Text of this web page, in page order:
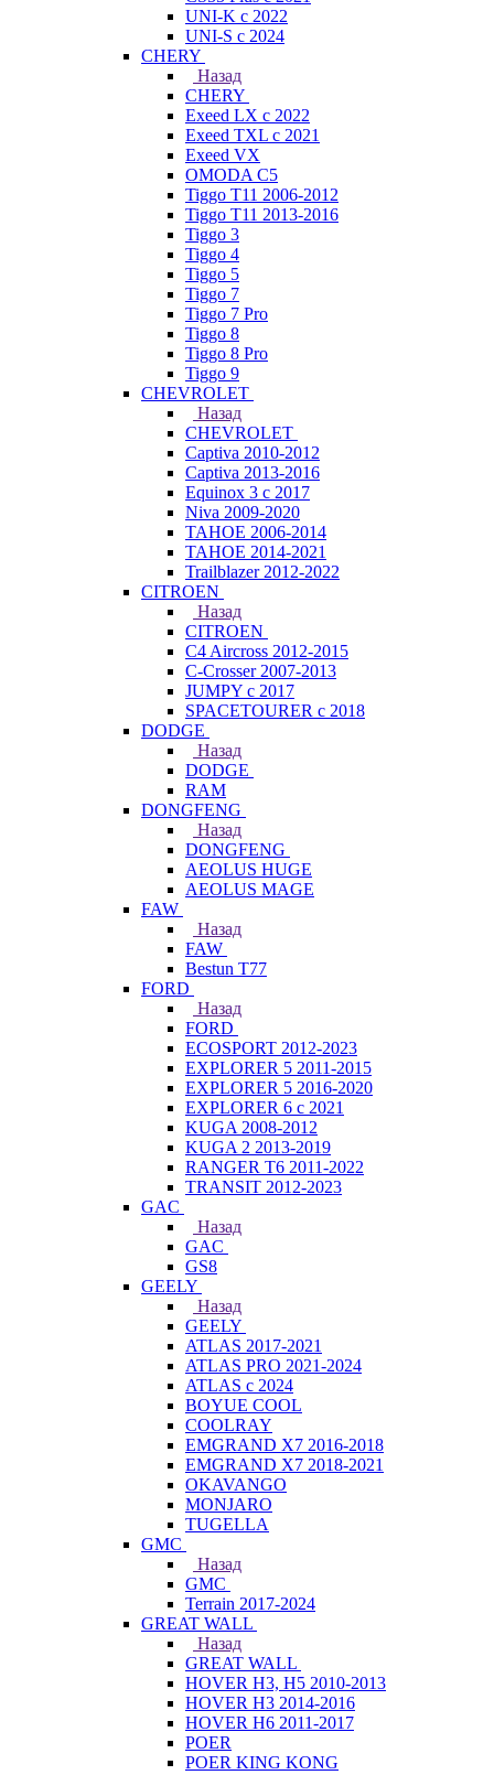
UNI-K с 2022
UNI-S с 2024
CHERY
Назад
CHERY
Exeed LX с 2022
Exeed TXL с 2021
Exeed VX
OMODA C5
Tiggo T11 2006-2012
Tiggo T11 2013-2016
Tiggo 3
Tiggo 4
Tiggo 5
Tiggo 7
Tiggo 7 Pro
Tiggo 8
Tiggo 8 Pro
Tiggo 9
CHEVROLET
Назад
CHEVROLET
Captiva 2010-2012
Captiva 2013-2016
Equinox 3 с 2017
Niva 2009-2020
TAHOE 2006-2014
TAHOE 2014-2021
Trailblazer 2012-2022
CITROEN
Назад
CITROEN
C4 Aircross 2012-2015
C-Crosser 2007-2013
JUMPY с 2017
SPACETOURER с 2018
DODGE
Назад
DODGE
RAM
DONGFENG
Назад
DONGFENG
AEOLUS HUGE
AEOLUS MAGE
FAW
Назад
FAW
Bestun T77
FORD
Назад
FORD
ECOSPORT 2012-2023
EXPLORER 5 2011-2015
EXPLORER 5 2016-2020
EXPLORER 6 с 2021
KUGA 2008-2012
KUGA 2 2013-2019
RANGER T6 2011-2022
TRANSIT 2012-2023
GAC
Назад
GAC
GS8
GEELY
Назад
GEELY
ATLAS 2017-2021
ATLAS PRO 2021-2024
ATLAS с 2024
BOYUE COOL
COOLRAY
EMGRAND X7 2016-2018
EMGRAND X7 2018-2021
OKAVANGO
MONJARO
TUGELLA
GMC
Назад
GMC
Terrain 2017-2024
GREAT WALL
Назад
GREAT WALL
HOVER H3, H5 2010-2013
HOVER H3 2014-2016
HOVER H6 2011-2017
POER
POER KING KONG